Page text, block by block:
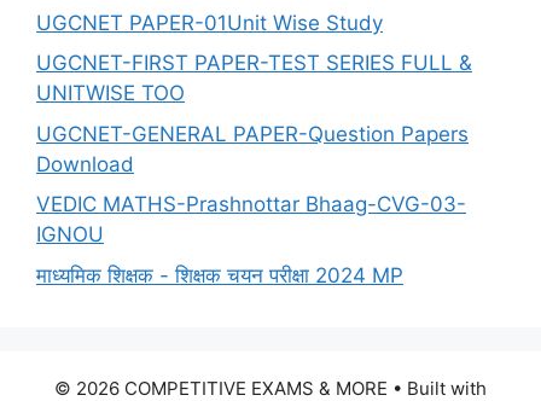
UGCNET PAPER-01Unit Wise Study
UGCNET-FIRST PAPER-TEST SERIES FULL &
UNITWISE TOO
UGCNET-GENERAL PAPER-Question Papers
Download
VEDIC MATHS-Prashnottar Bhaag-CVG-03-
IGNOU
माध्यमिक शिक्षक - शिक्षक चयन परीक्षा 2024 MP
© 2026 COMPETITIVE EXAMS & MORE • Built with